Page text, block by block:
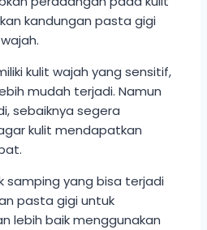
kandungan pasta gigi
kulit wajah yang sensitif,
mudah terjadi. Namun
sebaiknya segera
kulit mendapatkan
samping yang bisa terjadi
pasta gigi untuk
lebih baik menggunakan